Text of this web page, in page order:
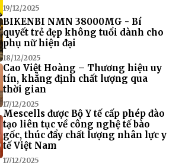
19/12/2025
BIKENBI NMN 38000MG - Bí
quyết trẻ đẹp không tuổi dành cho
phụ nữ hiện đại
18/12/2025
Cao Việt Hoàng – Thương hiệu uy
tín, khẳng định chất lượng qua
thời gian
17/12/2025
Mescells được Bộ Y tế cấp phép đào
tạo liên tục về công nghệ tế bào
gốc, thúc đẩy chất lượng nhân lực y
tế Việt Nam
17/12/2025